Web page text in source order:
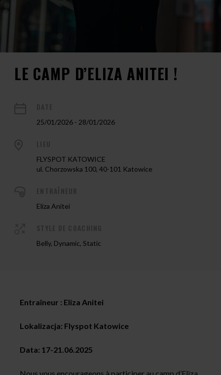
LE CAMP D’ELIZA ANITEI !
25/01/2026 - 28/01/2026
FLYSPOT KATOWICE
ul. Chorzowska 100, 40-101 Katowice
Eliza Anitei
Belly, Dynamic, Static
Entraîneur : Eliza Anitei
Lokalizacja: Flyspot Katowice
Data: 17-21.06.2025